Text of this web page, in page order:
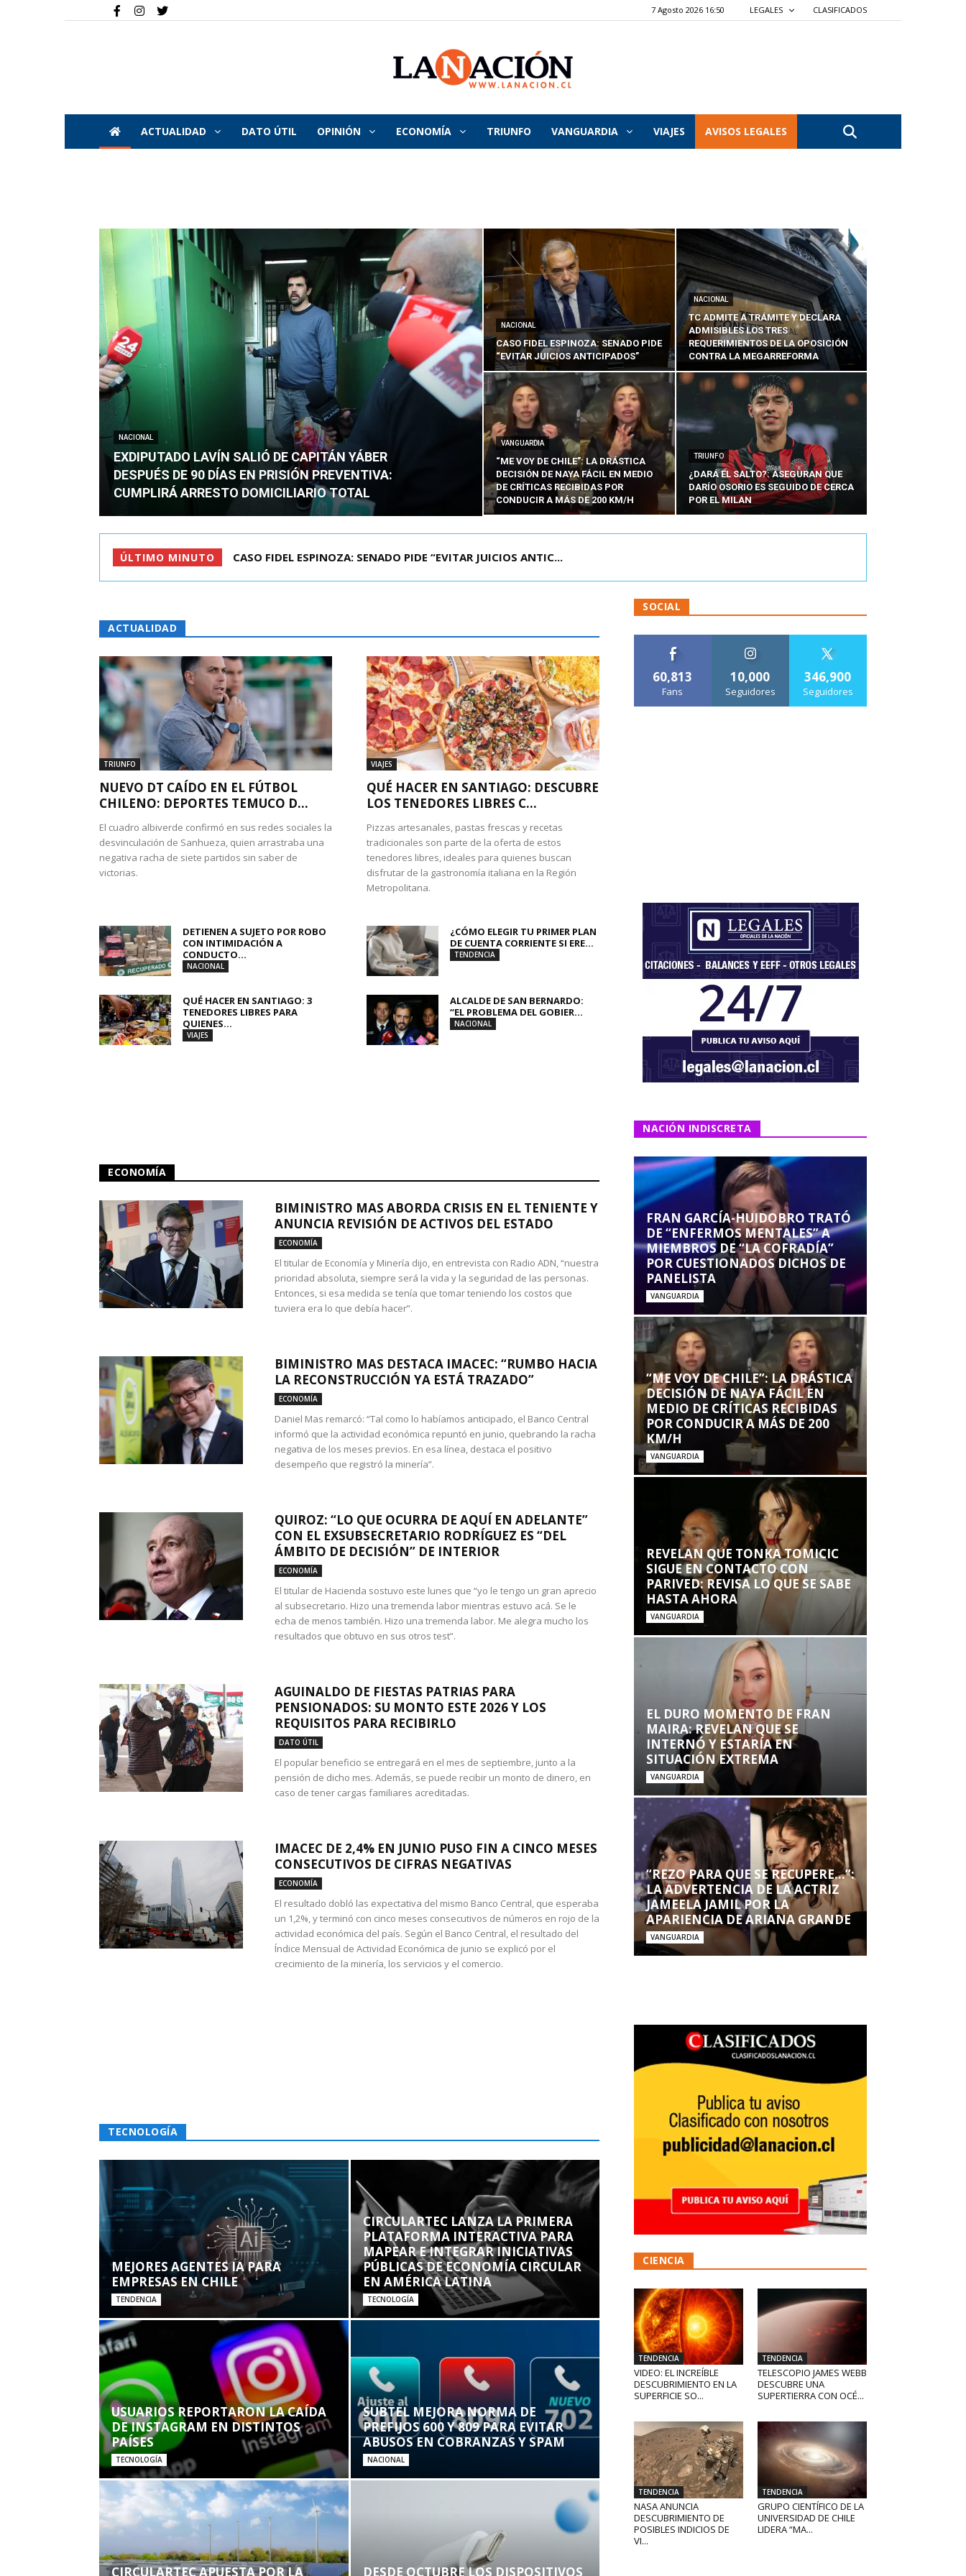
7 Agosto 2026 16:50 LEGALES CLASIFICADOS
La
Nación
ACTUALIDAD DATO ÚTIL OPINIÓN ECONOMÍA TRIUNFO VANGUARDIA VIAJES AVISOS LEGALES
NACIONAL
EXDIPUTADO LAVÍN SALIÓ DE CAPITÁN YÁBER
DESPUÉS DE 90 DÍAS EN PRISIÓN PREVENTIVA:
CUMPLIRÁ ARRESTO DOMICILIARIO TOTAL
NACIONAL
CASO FIDEL ESPINOZA: SENADO PIDE
“EVITAR JUICIOS ANTICIPADOS”
NACIONAL
TC ADMITE A TRÁMITE Y DECLARA
ADMISIBLES LOS TRES
REQUERIMIENTOS DE LA OPOSICIÓN
CONTRA LA MEGARREFORMA
VANGUARDIA
“ME VOY DE CHILE”: LA DRÁSTICA
DECISIÓN DE NAYA FÁCIL EN MEDIO
DE CRÍTICAS RECIBIDAS POR
CONDUCIR A MÁS DE 200 KM/H
TRIUNFO
¿DARÁ EL SALTO?: ASEGURAN QUE
DARÍO OSORIO ES SEGUIDO DE CERCA
POR EL MILAN
ÚLTIMO MINUTO TC ADMITE A TRÁMITE Y DECLARA ADMISIBLES LOS TRES REQU...
ACTUALIDAD
TRIUNFO
NUEVO DT CAÍDO EN EL FÚTBOL
CHILENO: DEPORTES TEMUCO D...
El cuadro albiverde confirmó en sus redes sociales la
desvinculación de Sanhueza, quien arrastraba una
negativa racha de siete partidos sin saber de
victorias.
VIAJES
QUÉ HACER EN SANTIAGO: DESCUBRE
LOS TENEDORES LIBRES C...
Pizzas artesanales, pastas frescas y recetas
tradicionales son parte de la oferta de estos
tenedores libres, ideales para quienes buscan
disfrutar de la gastronomía italiana en la Región
Metropolitana.
DETIENEN A SUJETO POR ROBO
CON INTIMIDACIÓN A
CONDUCTO...
NACIONAL
¿CÓMO ELEGIR TU PRIMER PLAN
DE CUENTA CORRIENTE SI ERE...
TENDENCIA
QUÉ HACER EN SANTIAGO: 3
TENEDORES LIBRES PARA
QUIENES...
VIAJES
ALCALDE DE SAN BERNARDO:
“EL PROBLEMA DEL GOBIER...
NACIONAL
ECONOMÍA
BIMINISTRO MAS ABORDA CRISIS EN EL TENIENTE Y
ANUNCIA REVISIÓN DE ACTIVOS DEL ESTADO
ECONOMÍA
El titular de Economía y Minería dijo, en entrevista con Radio ADN, “nuestra
prioridad absoluta, siempre será la vida y la seguridad de las personas.
Entonces, si esa medida se tenía que tomar teniendo los costos que
tuviera era lo que debía hacer”.
BIMINISTRO MAS DESTACA IMACEC: “RUMBO HACIA
LA RECONSTRUCCIÓN YA ESTÁ TRAZADO”
ECONOMÍA
Daniel Mas remarcó: “Tal como lo habíamos anticipado, el Banco Central
informó que la actividad económica repuntó en junio, quebrando la racha
negativa de los meses previos. En esa línea, destaca el positivo
desempeño que registró la minería”.
QUIROZ: “LO QUE OCURRA DE AQUÍ EN ADELANTE”
CON EL EXSUBSECRETARIO RODRÍGUEZ ES “DEL
ÁMBITO DE DECISIÓN” DE INTERIOR
ECONOMÍA
El titular de Hacienda sostuvo este lunes que “yo le tengo un gran aprecio
al subsecretario. Hizo una tremenda labor mientras estuvo acá. Se le
echa de menos también. Hizo una tremenda labor. Me alegra mucho los
resultados que obtuvo en sus otros test”.
AGUINALDO DE FIESTAS PATRIAS PARA
PENSIONADOS: SU MONTO ESTE 2026 Y LOS
REQUISITOS PARA RECIBIRLO
DATO ÚTIL
El popular beneficio se entregará en el mes de septiembre, junto a la
pensión de dicho mes. Además, se puede recibir un monto de dinero, en
caso de tener cargas familiares acreditadas.
IMACEC DE 2,4% EN JUNIO PUSO FIN A CINCO MESES
CONSECUTIVOS DE CIFRAS NEGATIVAS
ECONOMÍA
El resultado dobló las expectativa del mismo Banco Central, que esperaba
un 1,2%, y terminó con cinco meses consecutivos de números en rojo de la
actividad económica del país. Según el Banco Central, el resultado del
Índice Mensual de Actividad Económica de junio se explicó por el
crecimiento de la minería, los servicios y el comercio.
TECNOLOGÍA
MEJORES AGENTES IA PARA
EMPRESAS EN CHILE
TENDENCIA
CIRCULARTEC LANZA LA PRIMERA
PLATAFORMA INTERACTIVA PARA
MAPEAR E INTEGRAR INICIATIVAS
PÚBLICAS DE ECONOMÍA CIRCULAR
EN AMÉRICA LATINA
TECNOLOGÍA
USUARIOS REPORTARON LA CAÍDA
DE INSTAGRAM EN DISTINTOS
PAÍSES
TECNOLOGÍA
SUBTEL MEJORA NORMA DE
PREFIJOS 600 Y 809 PARA EVITAR
ABUSOS EN COBRANZAS Y SPAM
NACIONAL
CIRCULARTEC APUESTA POR LA DESDE OCTUBRE LOS DISPOSITIVOS
SOCIAL
60,813
Fans
10,000
Seguidores
346,900
Seguidores
NACIÓN INDISCRETA
FRAN GARCÍA-HUIDOBRO TRATÓ
DE “ENFERMOS MENTALES” A
MIEMBROS DE “LA COFRADÍA”
POR CUESTIONADOS DICHOS DE
PANELISTA
VANGUARDIA
“ME VOY DE CHILE”: LA DRÁSTICA
DECISIÓN DE NAYA FÁCIL EN
MEDIO DE CRÍTICAS RECIBIDAS
POR CONDUCIR A MÁS DE 200
KM/H
VANGUARDIA
REVELAN QUE TONKA TOMICIC
SIGUE EN CONTACTO CON
PARIVED: REVISA LO QUE SE SABE
HASTA AHORA
VANGUARDIA
EL DURO MOMENTO DE FRAN
MAIRA: REVELAN QUE SE
INTERNÓ Y ESTARÍA EN
SITUACIÓN EXTREMA
VANGUARDIA
“REZO PARA QUE SE RECUPERE…”:
LA ADVERTENCIA DE LA ACTRIZ
JAMEELA JAMIL POR LA
APARIENCIA DE ARIANA GRANDE
VANGUARDIA
CIENCIA
TENDENCIA
VIDEO: EL INCREÍBLE
DESCUBRIMIENTO EN LA
SUPERFICIE SO...
TENDENCIA
TELESCOPIO JAMES WEBB
DESCUBRE UNA
SUPERTIERRA CON OCÉ...
TENDENCIA
NASA ANUNCIA
DESCUBRIMIENTO DE
POSIBLES INDICIOS DE
VI...
TENDENCIA
GRUPO CIENTÍFICO DE LA
UNIVERSIDAD DE CHILE
LIDERA “MA...